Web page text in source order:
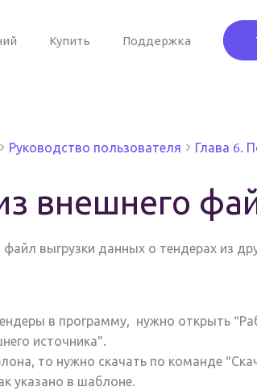
Купить Поддержка
Руководство пользователя Глава 6.
внешнего
файл выгрузки данных о тендерах из
в программу, нужно открыть “
источника”.
, то нужно скачать по команде “
указано в шаблоне.